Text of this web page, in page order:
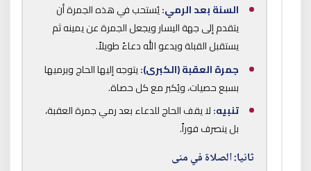
السنة بعد الرمي:يُستحب في هذه الجمرة أن
يتقدم إلى جهة اليسار ويجعل الجمرة عن يمينه ثم
يستقبل القبلة ويدعو الله دعاءً طويلاً.
جمرة العقبة (الكبرى):يتوجه إليها الحاج ويرميها
بسبع حصيات، ويُكبر مع كل حصاة.
تنبيه:لا يقف الحاج للدعاء بعد رمي جمرة العقبة،
بل ينصرف فوراً.
ثانيا: الصلاة في منى